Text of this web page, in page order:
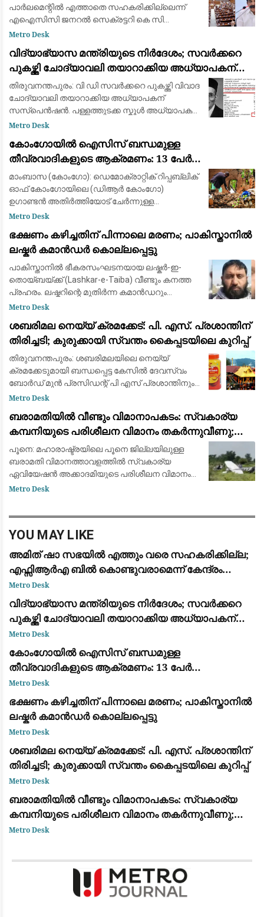
പാർലമെന്റിൽ എത്താതെ സഹകരിക്കില്ലെന്ന്
എഐസിസി ജനറൽ സെക്രട്ടറി കെ സി
വേണുഗോപാൽ. മണ്ഡല പുനർ നിർണയവുമായി
സർവകക്ഷി യോഗം വിളി
Metro Desk
വിദ്യാഭ്യാസ മന്ത്രിയുടെ നിർദേശം; സവർക്കറെ
പുകഴ്ത്തി ചോദ്യാവലി തയാറാക്കിയ അധ്യാപകന്
സസ്പെൻഷൻ
തിരുവനന്തപുരം: വി ഡി സവർക്കറെ പുകഴ്ത്തി വിവാദ
ചോദ്യാവലി തയാറാക്കിയ അധ്യാപകന്
സസ്പെൻഷൻ. പള്ളത്തുടക്ക സ്കൂൾ അധ്യാപകൻ
ഗുരു പ്രസാദിനെയാണ് സസ്പെൻഡ് ചെയ്തത്.
തുടർന്നാണ് ന
Metro Desk
കോംഗോയിൽ ഐസിസ് ബന്ധമുള്ള
തീവ്രവാദികളുടെ ആക്രമണം: 13 പേർ
കൊല്ലപ്പെട്ടു; വീടുകൾ കത്തിച്ചു
മാംബാസ (കോംഗോ): ഡെമോക്രാറ്റിക് റിപ്പബ്ലിക്
ഓഫ് കോംഗോയിലെ (ഡിആർ കോംഗോ)
ഉഗാണ്ടൻ അതിർത്തിയോട് ചേർന്നുള്ള
ഗ്രാമത്തിൽ ഐസിസ് (ഇസ്ലാമിക് സ്റ്റേറ്റ്)
കുറഞ്ഞത് 13 പേർ കൊല്ല
Metro Desk
ഭക്ഷണം കഴിച്ചതിന് പിന്നാലെ മരണം; പാകിസ്താനിൽ
ലഷ്കർ കമാൻഡർ കൊല്ലപ്പെട്ടു
പാകിസ്താനിൽ ഭീകരസംഘടനയായ ലഷ്കർ-ഇ-
തൊയ്ബയ്ക്ക് (Lashkar-e-Taiba) വീണ്ടും കനത്ത
പ്രഹരം. ലഷ്കറിന്റെ മുതിർന്ന കമാൻഡറും
ഹാഫിസ് സയീദിന്റെ അടുത്ത വിശ്വസ്തനുമായ
Aziz)
Metro Desk
ശബരിമല നെയ്യ് ക്രമക്കേട്: പി. എസ്. പ്രശാന്തിന്
തിരിച്ചടി; കുരുക്കായി സ്വന്തം കൈപ്പടയിലെ കുറിപ്പ്
തിരുവനന്തപുരം: ശബരിമലയിലെ നെയ്യ്
ക്രമക്കേടുമായി ബന്ധപ്പെട്ട കേസിൽ ദേവസ്വം
ബോർഡ് മുൻ പ്രസിഡന്റ് പി എസ് പ്രശാന്തിനും
മുൻ അംഗം എ അജികുമാറിനും വലിയ തിരിച്ചടി.
വിജിലൻസ് പ്
Metro Desk
ബരാമതിയിൽ വീണ്ടും വിമാനാപകടം: സ്വകാര്യ
കമ്പനിയുടെ പരിശീലന വിമാനം തകർന്നുവീണു;
ആളപായമില്ല
പൂനെ: മഹാരാഷ്ട്രയിലെ പൂനെ ജില്ലയിലുള്ള
ബരാമതി വിമാനത്താവളത്തിൽ സ്വകാര്യ
ഏവിയേഷൻ അക്കാദമിയുടെ പരിശീലന വിമാനം
തകർന്നുവീണു. കാർവർ ഏവിയേഷൻ (Carver
Metro Desk
YOU MAY LIKE
അമിത് ഷാ സഭയിൽ എത്തും വരെ സഹകരിക്കില്ല;
എഫ്സിആർഎ ബിൽ കൊണ്ടുവരാമെന്ന് കേന്ദ്രം
കരുതേണ്ട: കെ സി വേണു​ഗോപാൽ
Metro Desk
വിദ്യാഭ്യാസ മന്ത്രിയുടെ നിർദേശം; സവർക്കറെ
പുകഴ്ത്തി ചോദ്യാവലി തയാറാക്കിയ അധ്യാപകന്
സസ്പെൻഷൻ
Metro Desk
കോംഗോയിൽ ഐസിസ് ബന്ധമുള്ള
തീവ്രവാദികളുടെ ആക്രമണം: 13 പേർ
കൊല്ലപ്പെട്ടു; വീടുകൾ കത്തിച്ചു
Metro Desk
ഭക്ഷണം കഴിച്ചതിന് പിന്നാലെ മരണം; പാകിസ്താനിൽ
ലഷ്കർ കമാൻഡർ കൊല്ലപ്പെട്ടു
Metro Desk
ശബരിമല നെയ്യ് ക്രമക്കേട്: പി. എസ്. പ്രശാന്തിന്
തിരിച്ചടി; കുരുക്കായി സ്വന്തം കൈപ്പടയിലെ കുറിപ്പ്
Metro Desk
ബരാമതിയിൽ വീണ്ടും വിമാനാപകടം: സ്വകാര്യ
കമ്പനിയുടെ പരിശീലന വിമാനം തകർന്നുവീണു;
ആളപായമില്ല
Metro Desk